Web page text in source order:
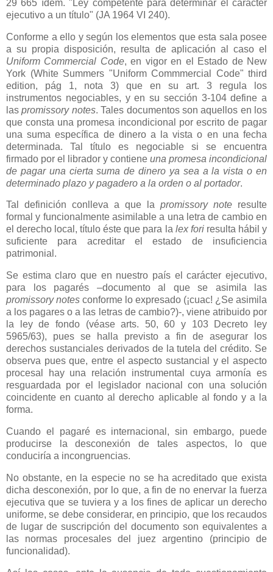
29 665 ídem. "Ley competente para determinar el carácter
ejecutivo a un título" (JA 1964 VI 240).
Conforme a ello y según los elementos que esta sala posee
a su propia disposición, resulta de aplicación al caso el
Uniform Commercial Code, en vigor en el Estado de New
York (White Summers "Uniform Commmercial Code" third
edition, pág 1, nota 3) que en su art. 3 regula los
instrumentos negociables, y en su sección 3-104 define a
laspromissory notes. Tales documentos son aquellos en los
que consta una promesa incondicional por escrito de pagar
una suma específica de dinero a la vista o en una fecha
determinada. Tal título es negociable si se encuentra
firmado por el librador y contiene una promesa incondicional
de pagar una cierta suma de dinero ya sea a la vista o en
determinado plazo y pagadero a la orden o al portador.
Tal definición conlleva a que la promissory note resulte
formal y funcionalmente asimilable a una letra de cambio en
el derecho local, título éste que para la lex foriresulta hábil y
suficiente para acreditar el estado de insuficiencia
patrimonial.
Se estima claro que en nuestro país el carácter ejecutivo,
para los pagarés –documento al que se asimila las
promissory notes conforme lo expresado (¡cuac! ¿Se asimila
a los pagares o a las letras de cambio?)-, viene atribuido por
la ley de fondo (véase arts. 50, 60 y 103 Decreto ley
5965/63), pues se halla previsto a fin de asegurar los
derechos sustanciales derivados de la tutela del crédito. Se
observa pues que, entre el aspecto sustancial y el aspecto
procesal hay una relación instrumental cuya armonía es
resguardada por el legislador nacional con una solución
coincidente en cuanto al derecho aplicable al fondo y a la
forma.
Cuando el pagaré es internacional, sin embargo, puede
producirse la desconexión de tales aspectos, lo que
conduciría a incongruencias.
No obstante, en la especie no se ha acreditado que exista
dicha desconexión, por lo que, a fin de no enervar la fuerza
ejecutiva que se tuviera y a los fines de aplicar un derecho
uniforme, se debe considerar, en principio, que los recaudos
de lugar de suscripción del documento son equivalentes a
las normas procesales del juez argentino (principio de
funcionalidad).